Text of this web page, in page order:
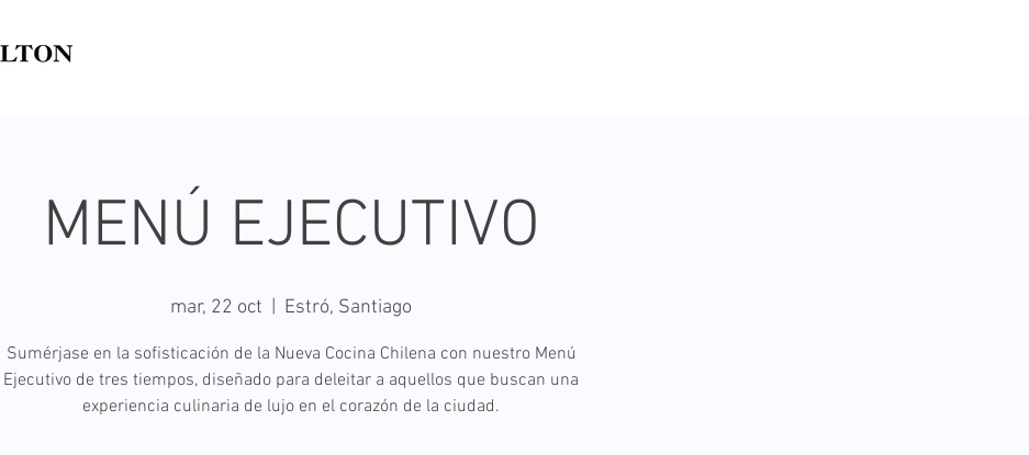
MENÚ EJECUTIVO
mar, 22 oct Estró, Santiago
Sumérjase en la sofisticación de la Nueva Cocina Chilena con nuestro Menú
Ejecutivo de tres tiempos, diseñado para deleitar a aquellos que buscan una
experiencia culinaria de lujo en el corazón de la ciudad.